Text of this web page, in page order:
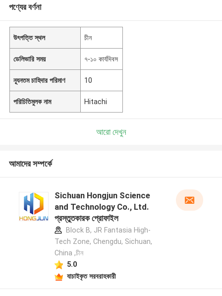
পণ্যের বর্ণনা
উৎপত্তি স্থল চীন
ডেলিভারি সময় ৭-১০ কার্যদিবস
ন্যূনতম চাহিদার পরিমাণ 10
পরিচিতিমুলক নাম Hitachi
আরো দেখুন
আমাদের সম্পর্কে
Sichuan Hongjun Science
and Technology Co., Ltd.
প্রস্তুতকারক প্রোফাইল
Block B, JR Fantasia High-
Tech Zone, Chengdu, Sichuan,
China ,চীন
5.0
যাচাইকৃত সরবরাহকারী